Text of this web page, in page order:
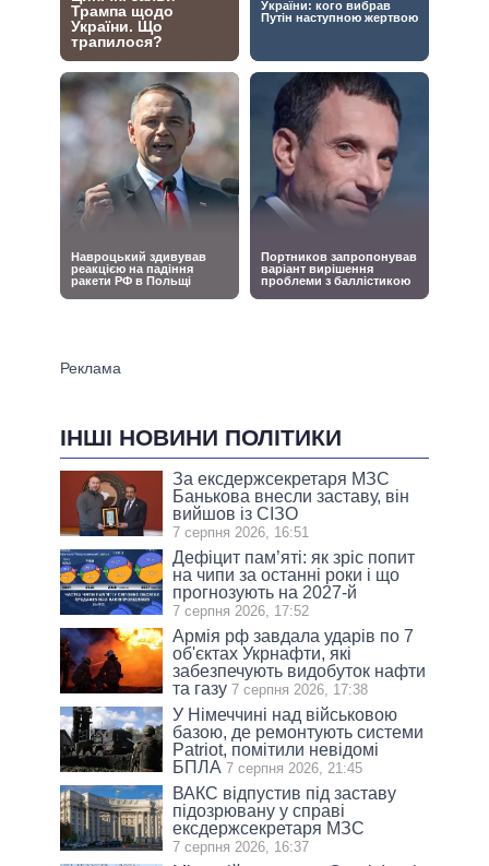
ІНШІ НОВИНИ ПОЛІТИКИ
За ексдержсекретаря МЗС
Банькова внесли заставу, він
вийшов із СІЗО
7 серпня 2026, 16:51
Дефіцит пам’яті: як зріс попит
на чипи за останні роки і що
прогнозують на 2027-й
7 серпня 2026, 17:52
Армія рф завдала ударів по 7
об'єктах Укрнафти, які
забезпечують видобуток нафти
та газу 7 серпня 2026, 17:38
У Німеччині над військовою
базою, де ремонтують системи
Patriot, помітили невідомі
БПЛА 7 серпня 2026, 21:45
ВАКС відпустив під заставу
підозрювану у справі
ексдержсекретаря МЗС
7 серпня 2026, 16:37